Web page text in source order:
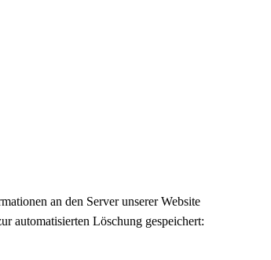
an den Server unserer Website
automatisierten Löschung gespeichert: